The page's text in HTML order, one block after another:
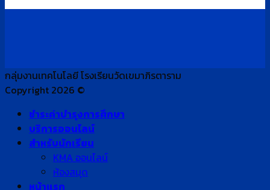
กลุ่มงานเทคโนโลยี โรงเรียนวัดเขมาภิรตาราม
Copyright 2026 ©
ชำระค่าบำรุงการศึกษา
บริการออนไลน์
สำหรับนักเรียน
KMA ออนไลน์
ห้องสมุด
หน้าแรก